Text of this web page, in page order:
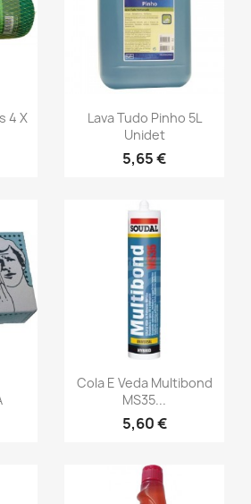
4 X
Lava Tudo Pinho 5L
Unidet
5,65 €
Cola E Veda Multibond
MS35...
5,60 €